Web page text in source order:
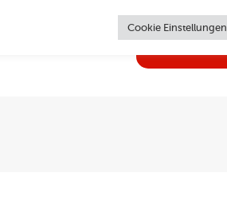
Cookie Einstellungen